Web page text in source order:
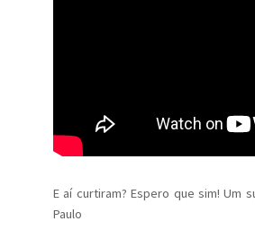
E aí curtiram? Espero que sim! Um
Paulo